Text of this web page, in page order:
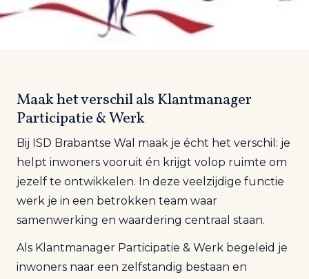
Maak het verschil als Klantmanager
Participatie & Werk
Bij ISD Brabantse Wal maak je écht het verschil: je
helpt inwoners vooruit én krijgt volop ruimte om
jezelf te ontwikkelen. In deze veelzijdige functie
werk je in een betrokken team waar
samenwerking en waardering centraal staan.
Als Klantmanager Participatie & Werk begeleid je
inwoners naar een zelfstandig bestaan en